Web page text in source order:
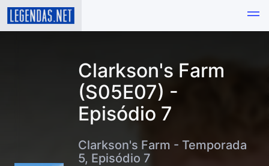
Clarkson's Farm
(S05E07) -
Episódio 7
Clarkson's Farm - Temporada
5, Episódio 7